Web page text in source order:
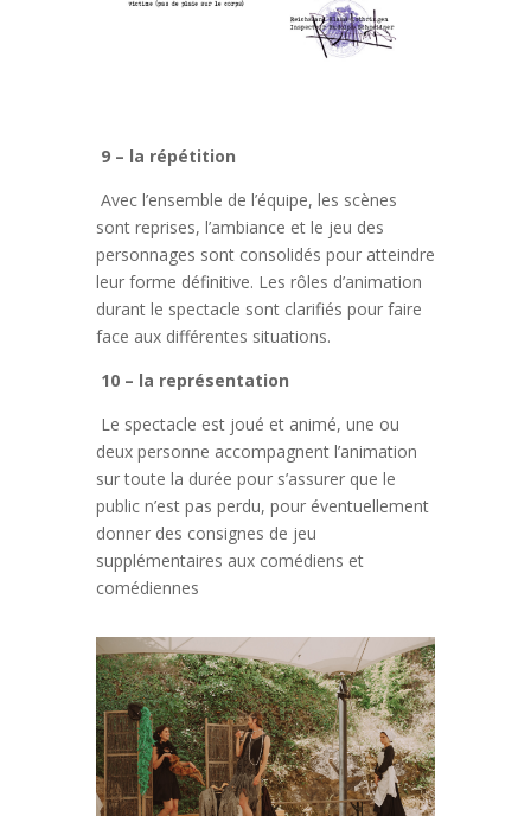
9 – la répétition
Avec l’ensemble de l’équipe, les scènes
sont reprises, l’ambiance et le jeu des
personnages sont consolidés pour atteindre
leur forme définitive. Les rôles d’animation
durant le spectacle sont clarifiés pour faire
face aux différentes situations.
10 – la représentation
Le spectacle est joué et animé, une ou
deux personne accompagnent l’animation
sur toute la durée pour s’assurer que le
public n’est pas perdu, pour éventuellement
donner des consignes de jeu
supplémentaires aux comédiens et
comédiennes